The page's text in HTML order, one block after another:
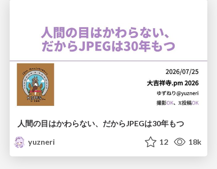
人間の目はかわらない、だからJPEGは30年もつ
yuzneri
12 18k